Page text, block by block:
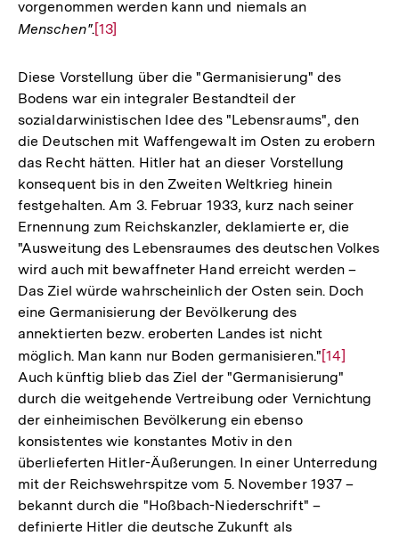
vorgenommen werden kann und niemals an
Menschen".Zur
der
Fußnote
[13]
Diese Vorstellung über die "Germanisierung" des
Bodens war ein integraler Bestandteil der
sozialdarwinistischen Idee des "Lebensraums", den
die Deutschen mit Waffengewalt im Osten zu erobern
das Recht hätten. Hitler hat an dieser Vorstellung
konsequent bis in den Zweiten Weltkrieg hinein
festgehalten. Am 3. Februar 1933, kurz nach seiner
Ernennung zum Reichskanzler, deklamierte er, die
"Ausweitung des Lebensraumes des deutschen Volkes
wird auch mit bewaffneter Hand erreicht werden –
Das Ziel würde wahrscheinlich der Osten sein. Doch
eine Germanisierung der Bevölkerung des
annektierten bezw. eroberten Landes ist nicht
möglich. Man kann nur Boden germanisieren."Zur
Auflösung
der
[14]
Auch künftig blieb das Ziel der "Germanisierung"
durch die weitgehende Vertreibung oder Vernichtung
der einheimischen Bevölkerung ein ebenso
konsistentes wie konstantes Motiv in den
überlieferten Hitler-Äußerungen. In einer Unterredung
mit der Reichswehrspitze vom 5. November 1937 –
bekannt durch die "Hoßbach-Niederschrift" –
definierte Hitler die deutsche Zukunft als